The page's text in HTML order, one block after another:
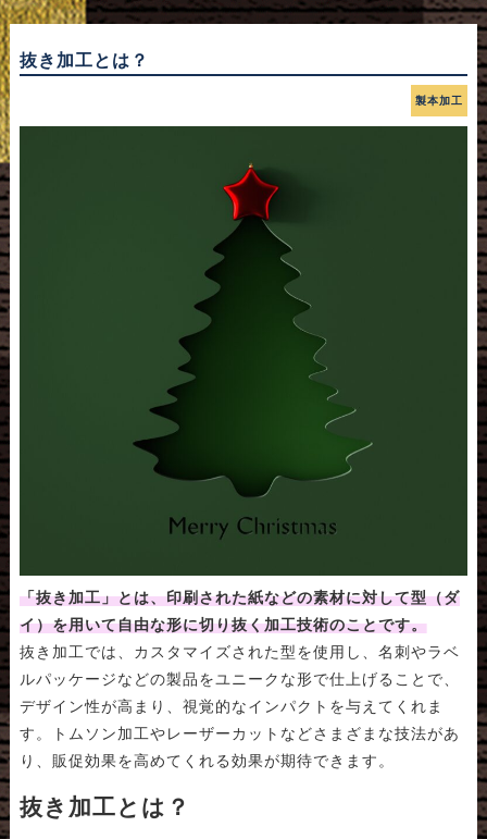
抜き加工とは？
製本加工
「抜き加工」とは、印刷された紙などの素材に対して型（ダ
イ）を用いて自由な形に切り抜く加工技術のことです。
抜き加工では、カスタマイズされた型を使用し、名刺やラベ
ルパッケージなどの製品をユニークな形で仕上げることで、
デザイン性が高まり、視覚的なインパクトを与えてくれま
す。トムソン加工やレーザーカットなどさまざまな技法があ
り、販促効果を高めてくれる効果が期待できます。
抜き加工とは？